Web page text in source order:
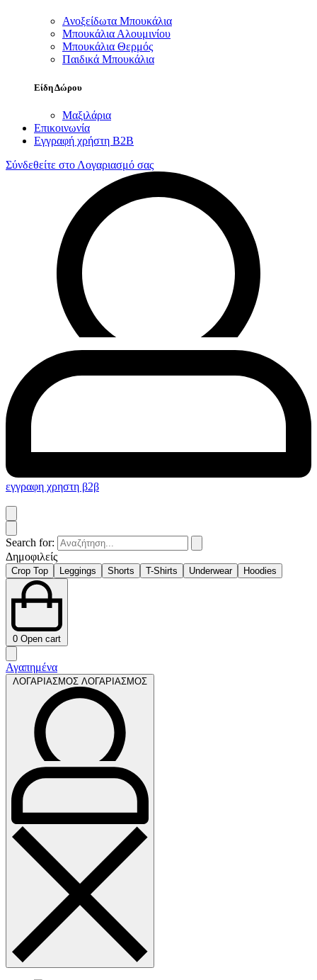
Ανοξείδωτα Μπουκάλια
Μπουκάλια Αλουμινίου
Μπουκάλια Θερμός
Παιδικά Μπουκάλια
Είδη Δώρου
Μαξιλάρια
Επικοινωνία
Εγγραφή χρήστη B2B
Σύνδεθείτε στο Λογαριασμό σας
εγγραφη χρηστη β2β
Search for:
Δημοφιλείς
Crop Top Leggings Shorts T-Shirts Underwear Hoodies
0 Open cart
Αγαπημένα
ΛΟΓΑΡΙΑΣΜΟΣ ΛΟΓΑΡΙΑΣΜΟΣ